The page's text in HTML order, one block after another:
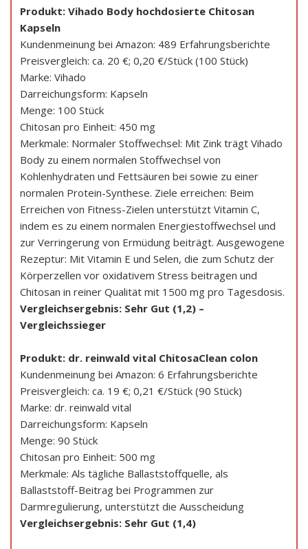
Produkt: Vihado Body hochdosierte Chitosan
Kapseln
Kundenmeinung bei Amazon: 489 Erfahrungsberichte
Preisvergleich: ca. 20 €; 0,20 €/Stück (100 Stück)
Marke: Vihado
Darreichungsform: Kapseln
Menge: 100 Stück
Chitosan pro Einheit: 450 mg
Merkmale: Normaler Stoffwechsel: Mit Zink trägt Vihado
Body zu einem normalen Stoffwechsel von
Kohlenhydraten und Fettsäuren bei sowie zu einer
normalen Protein-Synthese. Ziele erreichen: Beim
Erreichen von Fitness-Zielen unterstützt Vitamin C,
indem es zu einem normalen Energiestoffwechsel und
zur Verringerung von Ermüdung beiträgt. Ausgewogene
Rezeptur: Mit Vitamin E und Selen, die zum Schutz der
Körperzellen vor oxidativem Stress beitragen und
Chitosan in reiner Qualität mit 1500 mg pro Tagesdosis.
Vergleichsergebnis: Sehr Gut (1,2) –
Vergleichssieger
Produkt: dr. reinwald vital ChitosaClean colon
Kundenmeinung bei Amazon: 6 Erfahrungsberichte
Preisvergleich: ca. 19 €; 0,21 €/Stück (90 Stück)
Marke: dr. reinwald vital
Darreichungsform: Kapseln
Menge: 90 Stück
Chitosan pro Einheit: 500 mg
Merkmale: Als tägliche Ballaststoffquelle, als
Ballaststoff-Beitrag bei Programmen zur
Darmregulierung, unterstützt die Ausscheidung
Vergleichsergebnis: Sehr Gut (1,4)